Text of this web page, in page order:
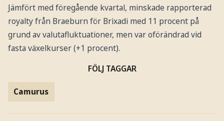
Jämfört med föregående kvartal, minskade rapporterad
royalty från Braeburn för Brixadi med 11 procent på
grund av valutafluktuationer, men var oförändrad vid
fasta växelkurser (+1 procent).
FÖLJ TAGGAR
Camurus